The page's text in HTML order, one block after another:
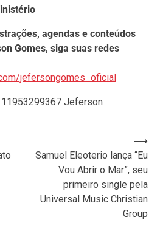
agendas e conteúdos
Gomes, siga suas redes
jefersongomes_oficial
11953299367 Jeferson
Samuel Eleoterio lança “Eu
Vou Abrir o Mar”, seu
primeiro single pela
Universal Music Christian
Group
⟶